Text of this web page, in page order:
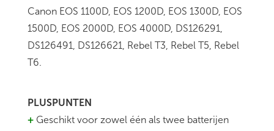
Canon EOS 1100D, EOS 1200D, EOS 1300D, EOS
1500D, EOS 2000D, EOS 4000D, DS126291,
DS126491, DS126621, Rebel T3, Rebel T5, Rebel
T6.
PLUSPUNTEN
+ Geschikt voor zowel één als twee batterijen